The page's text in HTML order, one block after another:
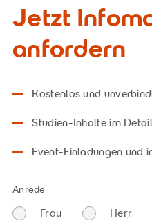
Jetzt
anfordern
Kostenlos und
Studien-Inhalte im Detail
Event-Einladungen und
Anrede
Frau Herr